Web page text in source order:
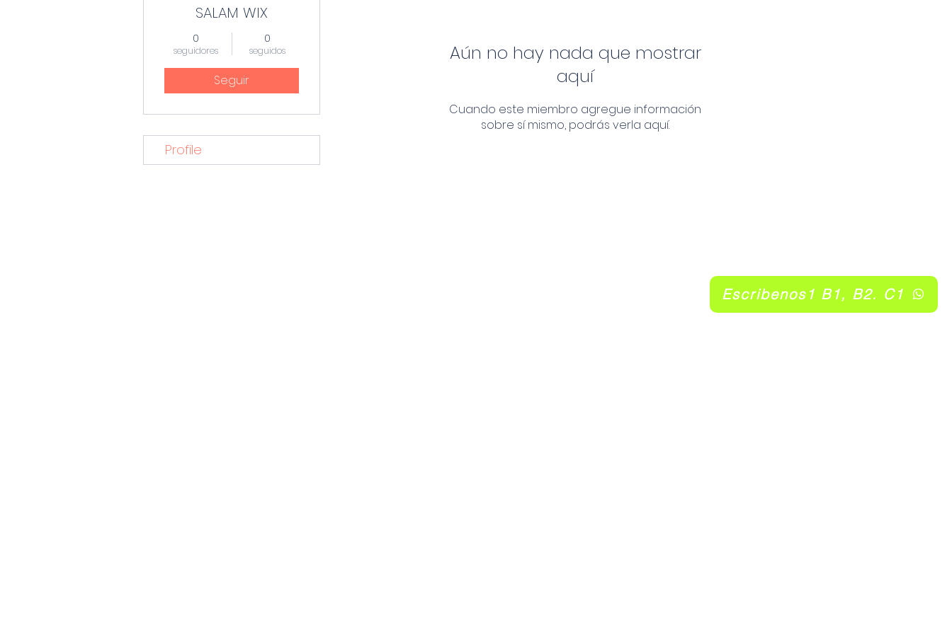
Escribenos1 B1, B2. C1
Aún no hay nada que mostrar
aquí
Cuando este miembro agregue información
sobre sí mismo, podrás verla aquí.
SALAM WIX
0
seguidores
0
seguidos
Seguir
Profile